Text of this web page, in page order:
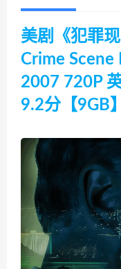
美剧《犯罪
Crime
2007 720P
9.2分【9GB】